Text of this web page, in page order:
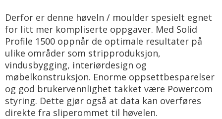
Derfor er denne høveln / moulder spesielt egnet
for litt mer kompliserte oppgaver. Med Solid
Profile 1500 oppnår de optimale resultater på
ulike områder som stripproduksjon,
vindusbygging, interiørdesign og
møbelkonstruksjon. Enorme oppsettbesparelser
og god brukervennlighet takket være Powercom
styring. Dette gjør også at data kan overføres
direkte fra sliperommet til høvelen.